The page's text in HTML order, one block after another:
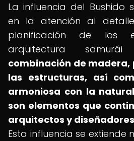
La influencia del Bushido
en la atención al
planificación de los
arquitectura
combinación de madera,
las estructuras, así
armoniosa con la
son elementos que
arquitectos y
Esta influencia se extiende